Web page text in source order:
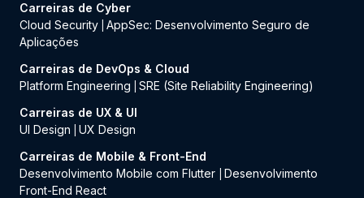
Carreiras de Cyber
Cloud Security AppSec: Desenvolvimento Seguro de
Aplicações
Carreiras de DevOps & Cloud
Platform Engineering
SRE (Site Reliability Engineering)
Carreiras de UX & UI
UI Design
UX Design
Carreiras de Mobile & Front-End
Desenvolvimento Mobile com Flutter
Desenvolvimento
Front-End React